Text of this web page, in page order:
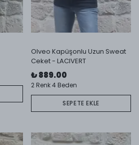
Olveo Kapüşonlu Uzun Sweat
Ceket - LACIVERT
₺ 889.00
2 Renk 4 Beden
SEPETE EKLE